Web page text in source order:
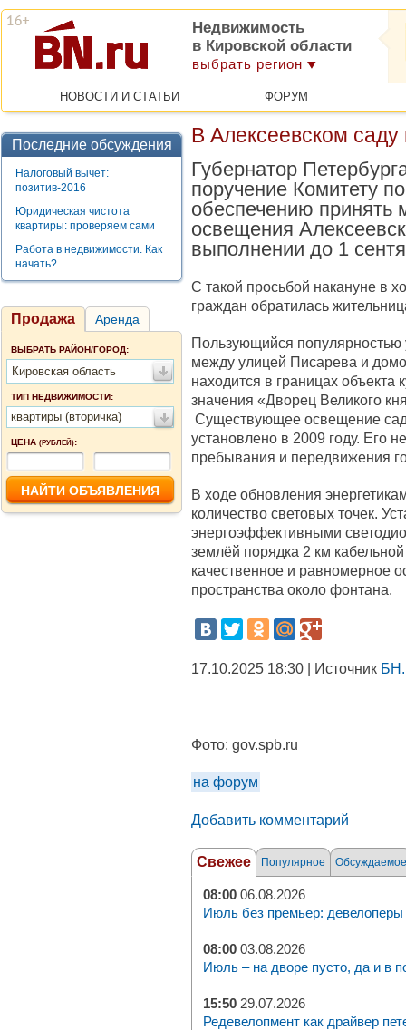
Недвижимость
в Кировской области
выбрать регион
НОВОСТИ И СТАТЬИ ФОРУМ
Последние обсуждения
Налоговый вычет:
позитив-2016
Юридическая чистота
квартиры: проверяем сами
Работа в недвижимости. Как
начать?
Продажа Аренда
ВЫБРАТЬ РАЙОН/ГОРОД:
Кировская область
ТИП НЕДВИЖИМОСТИ:
квартиры (вторичка)
ЦЕНА (РУБЛЕЙ):
-
В Алексеевском
Губернатор
поручение Комитету
обеспечению принять
освещения
выполнении до 1
С такой просьбой накануне в
граждан обратилась
Пользующийся
между улицей Писарева и
находится в границах объекта
значения «Дворец Великого
Существующее освещение
установлено в 2009 году. Его
пребывания и передвижения
В ходе обновления
количество световых точек.
энергоэффективными
землёй порядка 2 км
качественное и равномерное
пространства около фонтана.
17.10.2025 18:30 | Источник
Фото: gov.spb.ru
на форум
Добавить комментарий
Свежее Популярное Обсуждаемое
08:00 06.08.2026
Июль без премьер: девелоперы
08:00 03.08.2026
Июль – на дворе пусто, да и в
15:50 29.07.2026
Редевелопмент как драйвер